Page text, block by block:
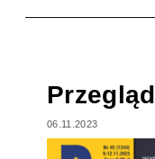
Przegląd
06.11.2023